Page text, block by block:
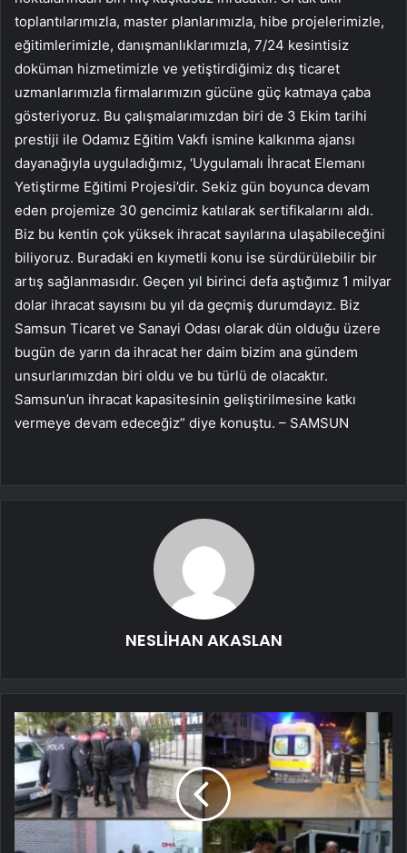
toplantılarımızla, master planlarımızla, hibe projelerimizle,
eğitimlerimizle, danışmanlıklarımızla, 7/24 kesintisiz
doküman hizmetimizle ve yetiştirdiğimiz dış ticaret
uzmanlarımızla firmalarımızın gücüne güç katmaya çaba
gösteriyoruz. Bu çalışmalarımızdan biri de 3 Ekim tarihi
prestiji ile Odamız Eğitim Vakfı ismine kalkınma ajansı
dayanağıyla uyguladığımız, ‘Uygulamalı İhracat Elemanı
Yetiştirme Eğitimi Projesi’dir. Sekiz gün boyunca devam
eden projemize 30 gencimiz katılarak sertifikalarını aldı.
Biz bu kentin çok yüksek ihracat sayılarına ulaşabileceğini
biliyoruz. Buradaki en kıymetli konu ise sürdürülebilir bir
artış sağlanmasıdır. Geçen yıl birinci defa aştığımız 1 milyar
dolar ihracat sayısını bu yıl da geçmiş durumdayız. Biz
Samsun Ticaret ve Sanayi Odası olarak dün olduğu üzere
bugün de yarın da ihracat her daim bizim ana gündem
unsurlarımızdan biri oldu ve bu türlü de olacaktır.
Samsun’un ihracat kapasitesinin geliştirilmesine katkı
vermeye devam edeceğiz” diye konuştu. – SAMSUN
NESLİHAN AKASLAN